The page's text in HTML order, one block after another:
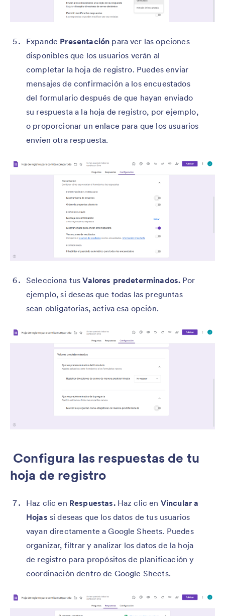
Expande Presentación para ver las opciones
disponibles que los usuarios verán al
completar la hoja de registro. Puedes enviar
mensajes de confirmación a los encuestados
del formulario después de que hayan enviado
su respuesta a la hoja de registro, por ejemplo,
o proporcionar un enlace para que los usuarios
envíen otra respuesta.
Selecciona tusValores predeterminados. Por
ejemplo, si deseas que todas las preguntas
sean obligatorias, activa esa opción.
Configura las respuestas de tu
hoja de registro
Haz clic en Respuestas.Haz clic en Vincular a
Hojas si deseas que los datos de tus usuarios
vayan directamente a Google Sheets. Puedes
organizar, filtrar y analizar los datos de la hoja
de registro para propósitos de planificación y
coordinación dentro de Google Sheets.